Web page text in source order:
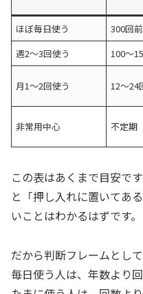
ほぼ毎日使う
300回
週2〜3回使う
100〜
月1〜2回使う 12〜24
非常用中心 不定期
この表はあくまで目安で
と「押し入れに置いてあ
いことはわかるはずです。
だから判断フレームとし
毎日使う人は、年数より回